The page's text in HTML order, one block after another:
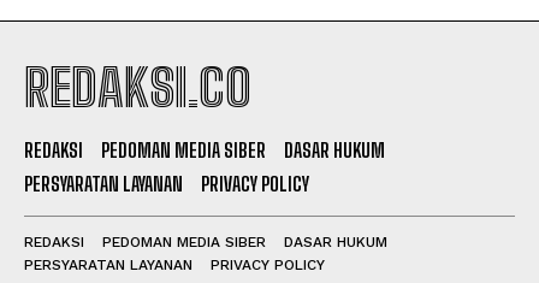
REDAKSI.CO
REDAKSI PEDOMAN MEDIA SIBER
DASAR HUKUM
PERSYARATAN LAYANAN
PRIVACY POLICY
REDAKSI PEDOMAN MEDIA SIBER
DASAR HUKUM
PERSYARATAN LAYANAN
PRIVACY POLICY